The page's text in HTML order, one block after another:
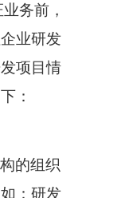
务前，
业研发
项目情
：
的组织
：研发